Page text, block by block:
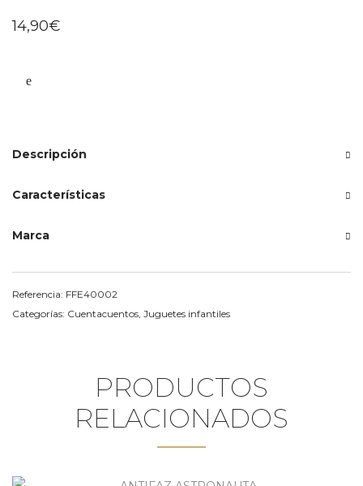
14,90€
Descripción
Características
Marca
Referencia: FFE40002
Categorías: Cuentacuentos, Juguetes infantiles
PRODUCTOS
RELACIONADOS